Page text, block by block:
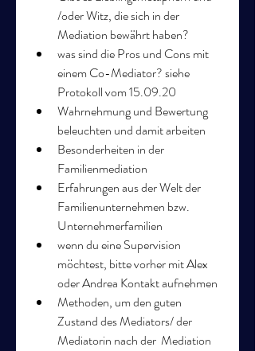
/oder Witz, die sich in der
Mediation bewährt haben?
was sind die Pros und Cons mit
einem Co-Mediator? siehe
Protokoll vom 15.09.20
Wahrnehmung und Bewertung
beleuchten und damit arbeiten
Besonderheiten in der
Familienmediation
Erfahrungen aus der Welt der
Familienunternehmen bzw.
Unternehmerfamilien
wenn du eine Supervision
möchtest, bitte vorher mit Alex
oder Andrea Kontakt aufnehmen
Methoden, um den guten
Zustand des Mediators/ der
Mediatorin nach der  Mediation